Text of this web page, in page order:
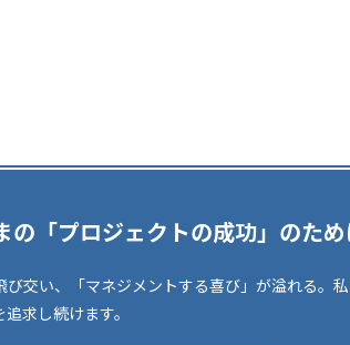
の「プロジェクトの成功」のため
交い、「マネジメントする喜び」が溢れる。
求し続けます。